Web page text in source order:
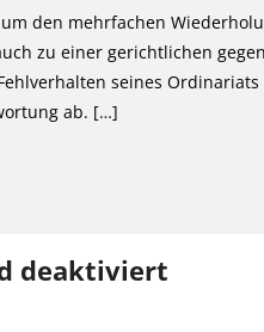
den mehrfachen
zu einer gerichtlichen
seines
ab. […]
deaktiviert